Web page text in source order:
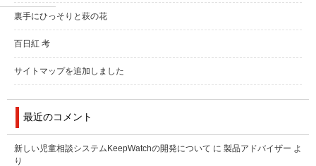
裏手にひっそりと萩の花
百日紅 考
サイトマップを追加しました
最近のコメント
新しい児童相談システムKeepWatchの開発について に 製品アドバイザー よ
り